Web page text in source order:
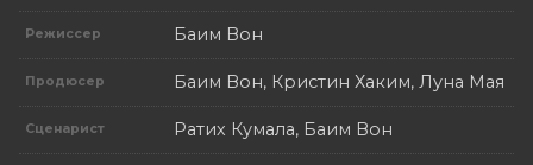
Режиссер Баим Вон
Продюсер Баим Вон, Кристин Хаким, Луна Мая
Сценарист Ратих Кумала, Баим Вон